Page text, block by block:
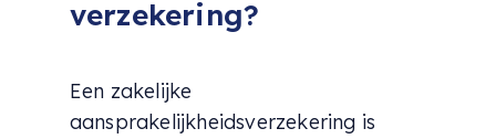
verzekering?
Een zakelijke
aansprakelijkheidsverzekering is